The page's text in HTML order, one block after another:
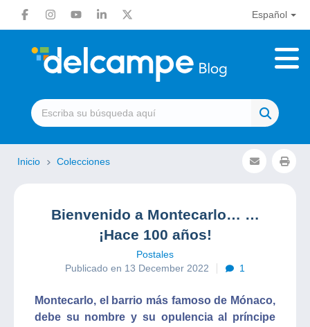
Español
Inicio Colecciones
Bienvenido a Montecarlo… …
¡Hace 100 años!
Postales
Publicado en 13 December 2022
1
Montecarlo, el barrio más famoso de Mónaco,
debe su nombre y su opulencia al príncipe